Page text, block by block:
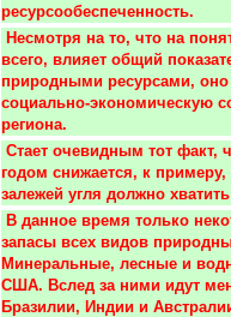
ресурсообеспеченность.
всего, влияет общий
природными ресурсами, оно
социально-экономическую
региона.
годом снижается, к
залежей угля должно
запасы всех видов
Минеральные, лесные и
США. Вслед за ними идут
Бразилии, Индии и